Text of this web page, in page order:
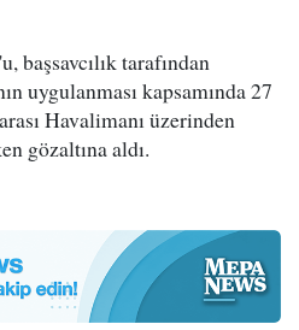
başsavcılık tarafından
uygulanması kapsamında 27
Havalimanı üzerinden
gözaltına aldı.